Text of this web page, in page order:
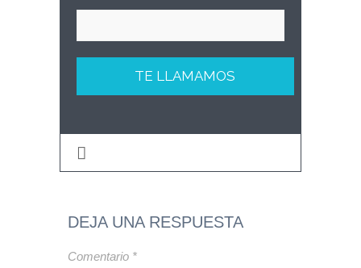
DEJA UNA RESPUESTA
Comentario *